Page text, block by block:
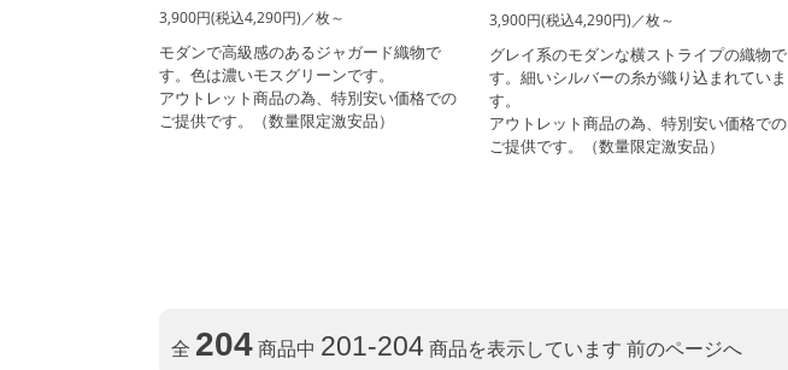
3,900円(税込4,290円)／枚～
モダンで高級感のあるジャガード織物で
す。色は濃いモスグリーンです。
アウトレット商品の為、特別安い価格での
ご提供です。（数量限定激安品）
3,900円(税込4,290円)／枚～
グレイ系のモダンな横ストライプの織物で
す。細いシルバーの糸が織り込まれていま
す。
アウトレット商品の為、特別安い価格での
ご提供です。（数量限定激安品）
全 204商品中 201-204 商品を表示しています 前のページへ